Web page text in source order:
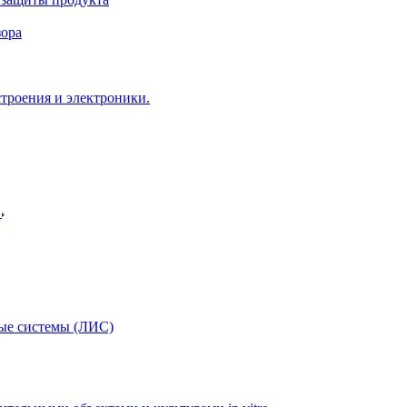
и электроники.
системы (ЛИС)